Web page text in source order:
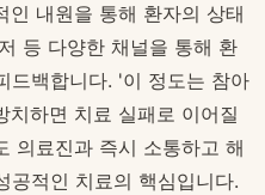
인 내원을 통해 환자의 상태
등 다양한 채널을 통해 환
드백합니다. '이 정도는 참아
치하면 치료 실패로 이어질
의료진과 즉시 소통하고 해
공적인 치료의 핵심입니다.